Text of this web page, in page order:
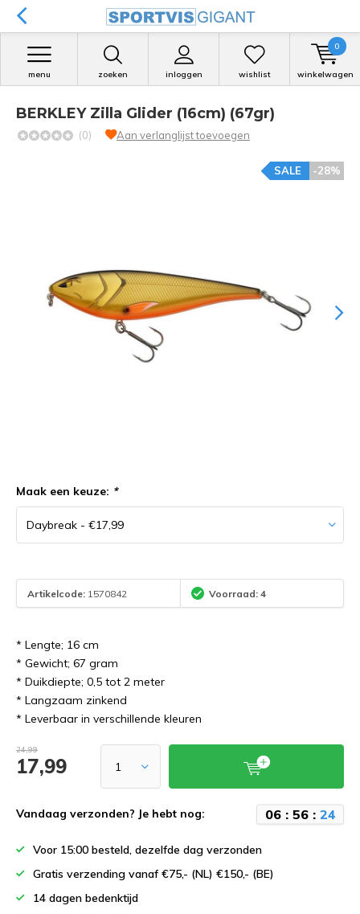
zoeken inloggen
menu wishlist winkelwagen
0
BERKLEY Zilla Glider (16cm) (67gr)
(0) Aan verlanglijst toevoegen
-28%
SALE
Maak een keuze: *
Artikelcode: 1570842 Voorraad: 4
* Lengte; 16 cm
* Gewicht; 67 gram
* Duikdiepte; 0,5 tot 2 meter
* Langzaam zinkend
* Leverbaar in verschillende kleuren
24,99
17,99
Vandaag verzonden? Je hebt nog: 06: 56: 24
Voor 15:00 besteld, dezelfde dag verzonden
Gratis verzending vanaf €75,- (NL) €150,- (BE)
14 dagen bedenktijd